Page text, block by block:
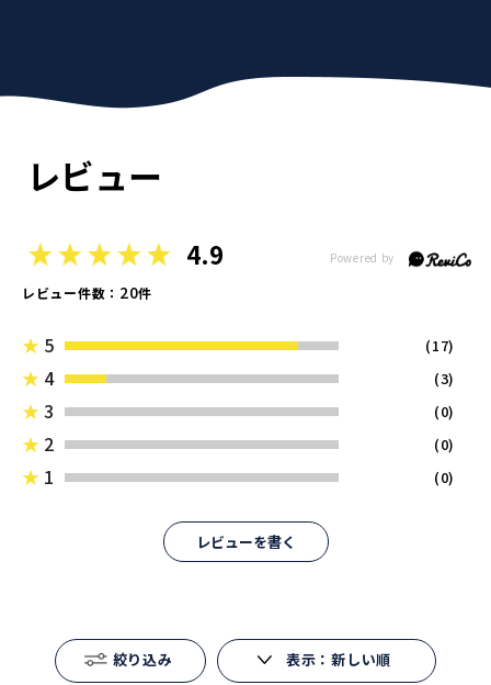
レビュー
4.9
レビュー件数： 20件
★ 5 (17)
★ 4 (3)
★ 3 (0)
★ 2 (0)
★ 1 (0)
レビューを書く
絞り込み 表示：新しい順